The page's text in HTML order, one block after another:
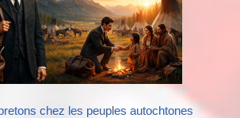
chez les peuples autochtones